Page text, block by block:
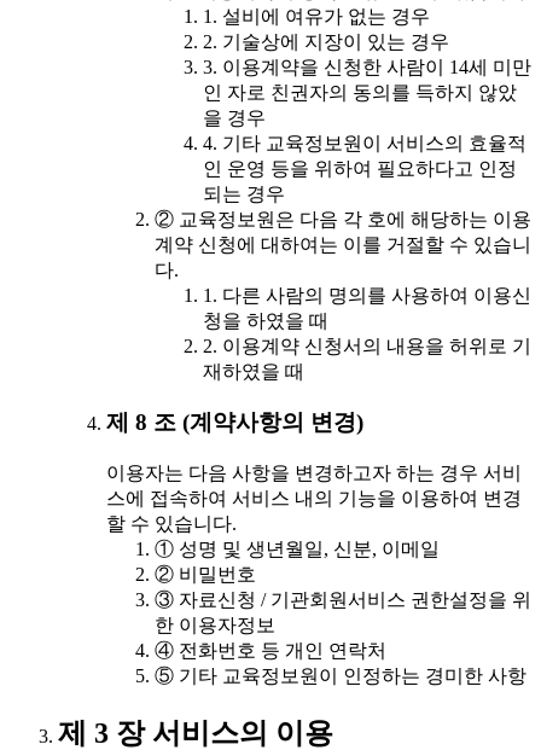
1. 설비에 여유가 없는 경우
2. 기술상에 지장이 있는 경우
3. 이용계약을 신청한 사람이 14세 미만
인 자로 친권자의 동의를 득하지 않았
을 경우
4. 기타 교육정보원이 서비스의 효율적
인 운영 등을 위하여 필요하다고 인정
되는 경우
② 교육정보원은 다음 각 호에 해당하는 이용
계약 신청에 대하여는 이를 거절할 수 있습니
다.
1. 다른 사람의 명의를 사용하여 이용신
청을 하였을 때
2. 이용계약 신청서의 내용을 허위로 기
재하였을 때
제 8 조 (계약사항의 변경)
이용자는 다음 사항을 변경하고자 하는 경우 서비
스에 접속하여 서비스 내의 기능을 이용하여 변경
할 수 있습니다.
① 성명 및 생년월일, 신분, 이메일
② 비밀번호
③ 자료신청 / 기관회원서비스 권한설정을 위
한 이용자정보
④ 전화번호 등 개인 연락처
⑤ 기타 교육정보원이 인정하는 경미한 사항
제 3 장 서비스의 이용